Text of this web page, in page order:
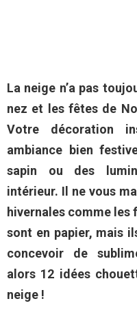
La neige n’a pas
nez et les fêtes de
Votre décoration
ambiance bien
sapin ou des
intérieur. Il ne vous
hivernales comme les
sont en papier, mais
concevoir de
alors 12 idées
neige !